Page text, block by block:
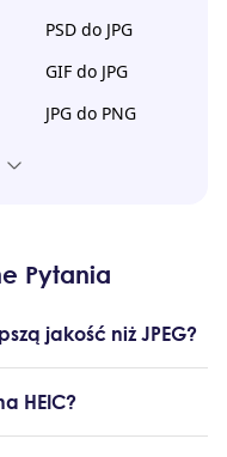
PSD do JPG
GIF do JPG
JPG do PNG
Pytania
jakość niż JPEG?
HEIC?